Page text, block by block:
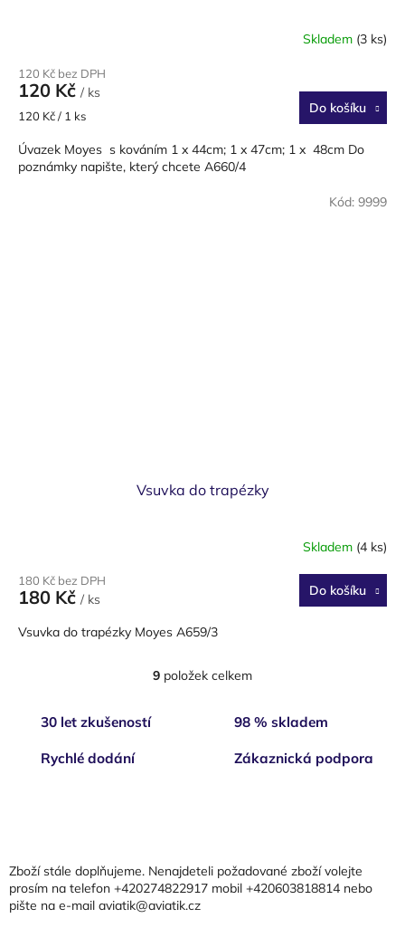
Skladem (3 ks)
120 Kč bez DPH
120 Kč / ks
Měrná
120 Kč / 1 ks Do košíku
Úvazek Moyes s kováním 1 x 44cm; 1 x 47cm; 1 x 48cm Do
poznámky napište, který chcete A660/4
Vsuvka do trapézky
Skladem (4 ks)
180 Kč bez DPH
180 Kč / ks
Do košíku
Vsuvka do trapézky Moyes A659/3
Kód: 9999
O
k
y
9 položek celkem
30 let zkušeností 98 % skladem
Rychlé dodání Zákaznická podpora
aZboží stále doplňujeme. Nenajdeteli požadované zboží volejte
prosím na telefon +420274822917 mobil +420603818814 nebo
pište na e-mail aviatik@aviatik.cz